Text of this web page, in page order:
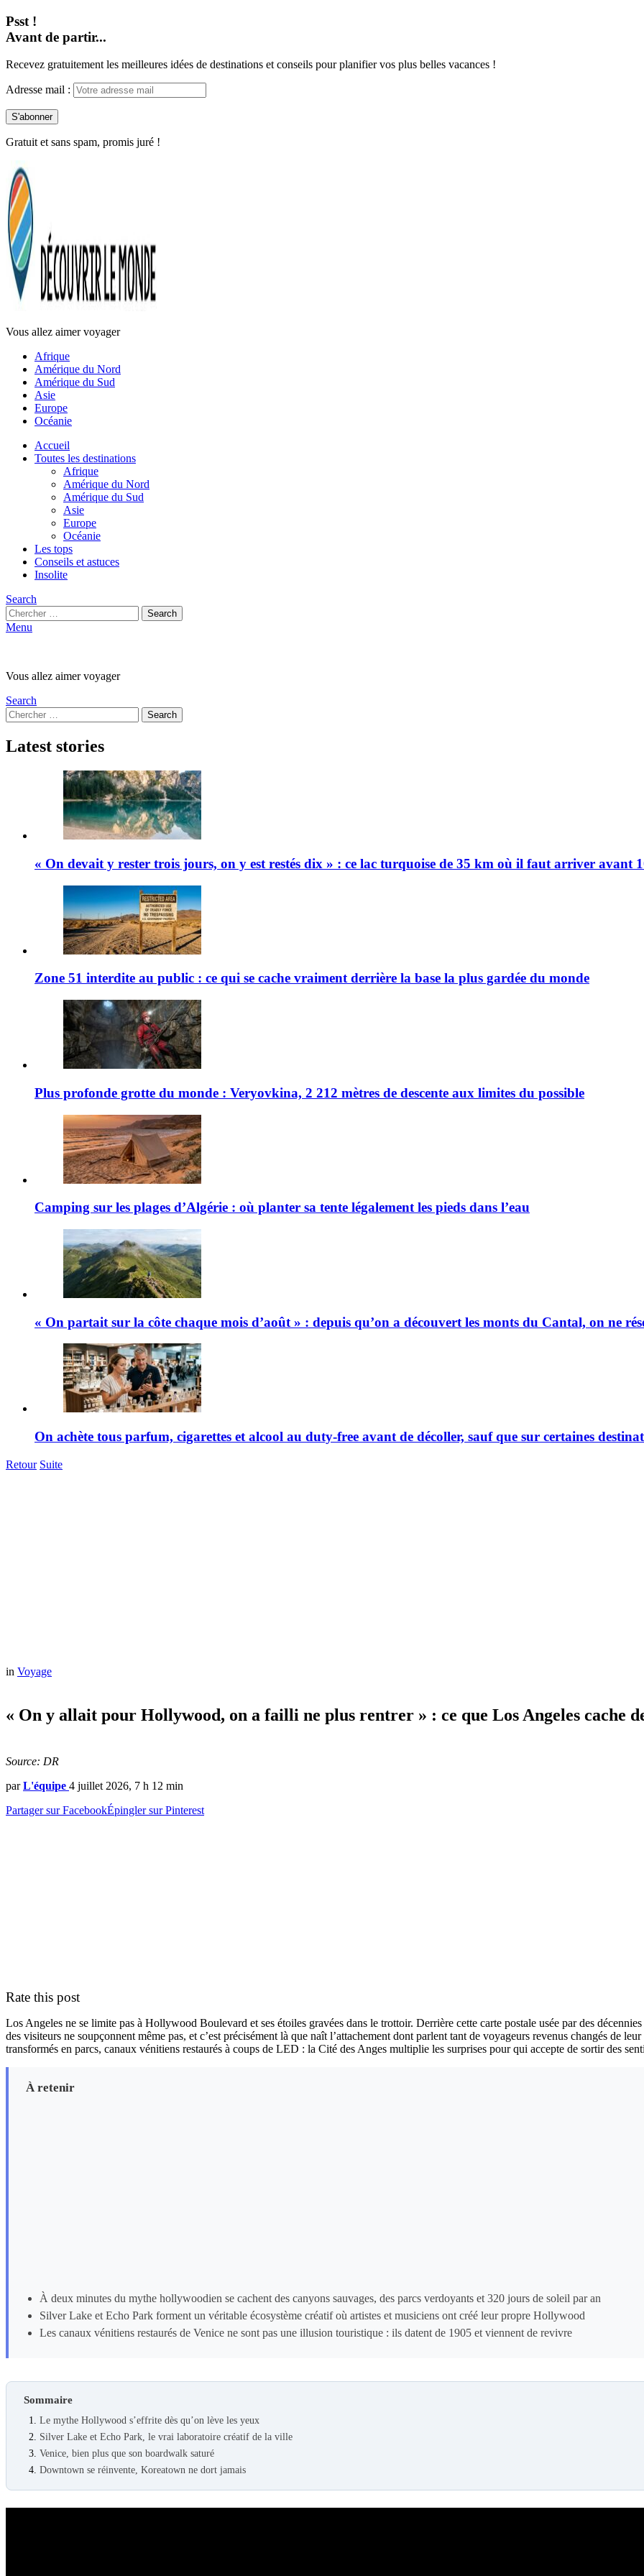
Psst !
Avant de partir...
Recevez gratuitement les meilleures idées de destinations et conseils pour planifier vos plus belles vacances !
Adresse mail :
Gratuit et sans spam, promis juré !
Vous allez aimer voyager
Afrique
Amérique du Nord
Amérique du Sud
Asie
Europe
Océanie
Accueil
Toutes les destinations
Afrique
Amérique du Nord
Amérique du Sud
Asie
Europe
Océanie
Les tops
Conseils et astuces
Insolite
Search
Search
for:
Search
Menu
Vous allez aimer voyager
Search
Search
for:
Search
Latest stories
« On devait y rester trois jours, on y est restés dix » : ce lac turquoise de 35 km où il faut arriver avant
Zone 51 interdite au public : ce qui se cache vraiment derrière la base la plus gardée du monde
Plus profonde grotte du monde : Veryovkina, 2 212 mètres de descente aux limites du possible
Camping sur les plages d’Algérie : où planter sa tente légalement les pieds dans l’eau
« On partait sur la côte chaque mois d’août » : depuis qu’on a découvert les monts du Cantal, on ne
On achète tous parfum, cigarettes et alcool au duty-free avant de décoller, sauf que sur certaines
Retour Suite
in Voyage
« On y allait pour Hollywood, on a failli ne plus rentrer » : ce que Los Angeles cache
Source: DR
par L'équipe 4 juillet 2026, 7 h 12 min
Partager sur FacebookÉpingler sur Pinterest
Rate this post
Los Angeles ne se limite pas à Hollywood Boulevard et ses étoiles gravées dans le trottoir. Derrière cette carte postale usée par des
des visiteurs ne soupçonnent même pas, et c’est précisément là que naît l’attachement dont parlent tant de voyageurs revenus changés de
transformés en parcs, canaux vénitiens restaurés à coups de LED : la Cité des Anges multiplie les surprises pour qui accepte de sortir des
À retenir
À deux minutes du mythe hollywoodien se cachent des canyons sauvages, des parcs verdoyants et 320 jours de soleil par an
Silver Lake et Echo Park forment un véritable écosystème créatif où artistes et musiciens ont créé leur propre Hollywood
Les canaux vénitiens restaurés de Venice ne sont pas une illusion touristique : ils datent de 1905 et viennent de revivre
Sommaire
Le mythe Hollywood s’effrite dès qu’on lève les yeux
Silver Lake et Echo Park, le vrai laboratoire créatif de la ville
Venice, bien plus que son boardwalk saturé
Downtown se réinvente, Koreatown ne dort jamais